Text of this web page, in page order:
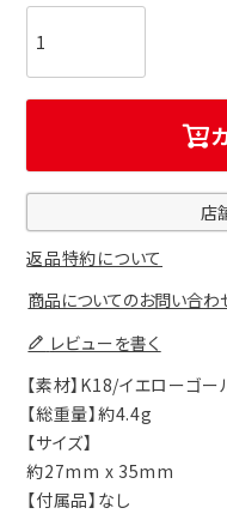
店
返品特約について
商品についてのお問い合わ
レビューを書く
【素材】K18/イエローゴー
【総重量】約4.4g
【サイズ】
約27mm x 35mm
【付属品】なし